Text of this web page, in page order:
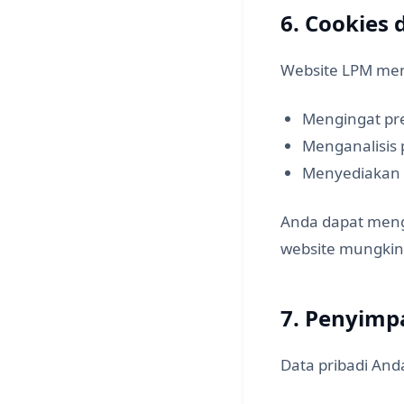
6. Cookies
Website LPM
Mengingat
Anda dapat
website
7.
Data pribadi